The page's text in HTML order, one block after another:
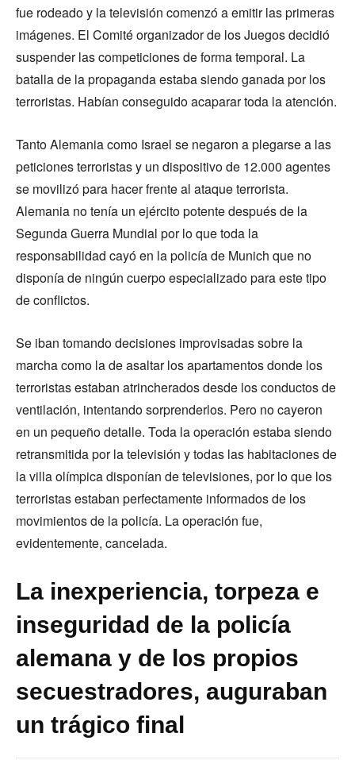
fue rodeado y la televisión comenzó a emitir las primeras
imágenes. El Comité organizador de los Juegos decidió
suspender las competiciones de forma temporal. La
batalla de la propaganda estaba siendo ganada por los
terroristas. Habían conseguido acaparar toda la atención.
Tanto Alemania como Israel se negaron a plegarse a las
peticiones terroristas y un dispositivo de 12.000 agentes
se movilizó para hacer frente al ataque terrorista.
Alemania no tenía un ejército potente después de la
Segunda Guerra Mundial por lo que toda la
responsabilidad cayó en la policía de Munich que no
disponía de ningún cuerpo especializado para este tipo
de conflictos.
Se iban tomando decisiones improvisadas sobre la
marcha como la de asaltar los apartamentos donde los
terroristas estaban atrincherados desde los conductos de
ventilación, intentando sorprenderlos. Pero no cayeron
en un pequeño detalle. Toda la operación estaba siendo
retransmitida por la televisión y todas las habitaciones de
la villa olímpica disponían de televisiones, por lo que los
terroristas estaban perfectamente informados de los
movimientos de la policía. La operación fue,
evidentemente, cancelada.
La inexperiencia, torpeza e
inseguridad de la policía
alemana y de los propios
secuestradores, auguraban
un trágico final